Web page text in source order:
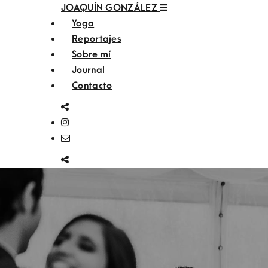
JOAQUÍN GONZÁLEZ
Yoga
Reportajes
Sobre mí
Journal
Contacto